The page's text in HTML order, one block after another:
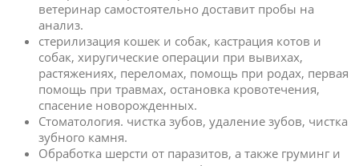
ветеринар самостоятельно доставит пробы на
анализ.
стерилизация кошек и собак, кастрация котов и
собак, хиругические операции при вывихах,
растяжениях, переломах, помощь при родах, первая
помощь при травмах, остановка кровотечения,
спасение новорожденных.
Стоматология. чистка зубов, удаление зубов, чистка
зубного камня.
Обработка шерсти от паразитов, а также груминг и